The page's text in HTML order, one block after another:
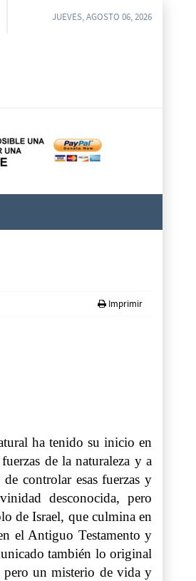
JUEVES, AGOSTO 06, 2026
Imprimir
ha tenido su inicio en
de la naturaleza y a
controlar esas fuerzas y
desconocida, pero
de Israel, que culmina en
el Antiguo Testamento y
también lo original
pero un misterio de vida y